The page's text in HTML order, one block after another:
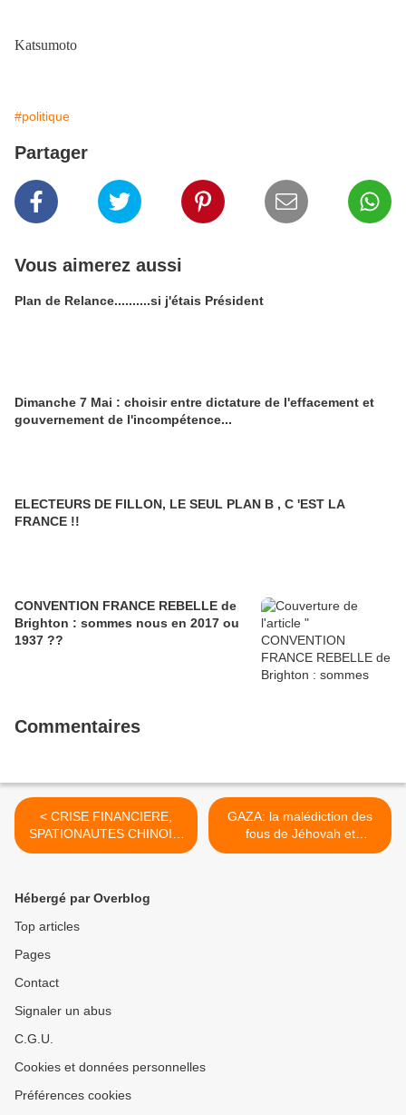
Katsumoto
#politique
Partager
Vous aimerez aussi
Plan de Relance..........si j'étais Président
Dimanche 7 Mai : choisir entre dictature de l'effacement et
gouvernement de l'incompétence...
ELECTEURS DE FILLON, LE SEUL PLAN B , C 'EST LA
FRANCE !!
CONVENTION FRANCE REBELLE de
Brighton : sommes nous en 2017 ou
1937 ??
Commentaires
< CRISE FINANCIERE,
SPATIONAUTES CHINOIS,
ELECTION D'OBAMA…ET
GAZA: la malédiction des
fous de Jéhovah et
d'Allah... >
Hébergé par Overblog
Top articles
Pages
Contact
Signaler un abus
C.G.U.
Cookies et données personnelles
Préférences cookies